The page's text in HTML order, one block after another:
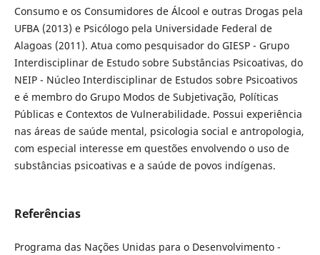
Consumo e os Consumidores de Álcool e outras Drogas pela
UFBA (2013) e Psicólogo pela Universidade Federal de
Alagoas (2011). Atua como pesquisador do GIESP - Grupo
Interdisciplinar de Estudo sobre Substâncias Psicoativas, do
NEIP - Núcleo Interdisciplinar de Estudos sobre Psicoativos
e é membro do Grupo Modos de Subjetivação, Políticas
Públicas e Contextos de Vulnerabilidade. Possui experiência
nas áreas de saúde mental, psicologia social e antropologia,
com especial interesse em questões envolvendo o uso de
substâncias psicoativas e a saúde de povos indígenas.
Referências
Programa das Nações Unidas para o Desenvolvimento -